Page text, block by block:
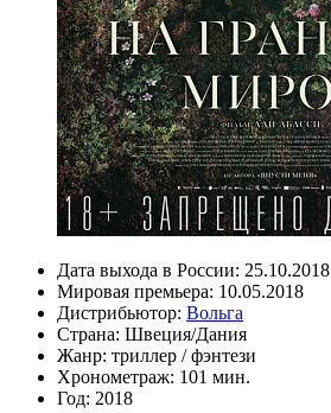
Дата выхода в России: 25.10.2018
Мировая премьера: 10.05.2018
Дистрибьютор: Вольга
Страна: Швеция/Дания
Жанр: триллер /фэнтези
Хронометраж: 101 мин.
Год: 2018